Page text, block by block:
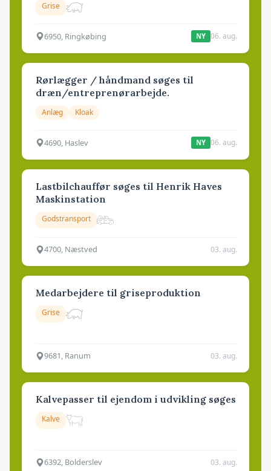
Grise
6950, Ringkøbing NY 06. aug.
Rørlægger / håndmand søges til
dræn/entreprenørarbejde.
Anlæg Kloak
4690, Haslev NY 06. aug.
Lastbilchauffør søges til Henrik Haves
Maskinstation
Godstransport
4700, Næstved 03. aug.
Medarbejdere til griseproduktion
Grise
9681, Ranum 03. aug.
Kalvepasser til ejendom i udvikling søges
Kalve
6392, Bolderslev 03. aug.